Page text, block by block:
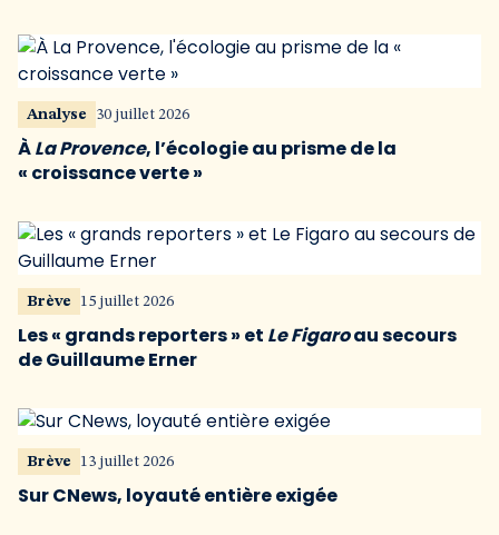
Analyse 30 juillet 2026
ÀLa Provence, l’écologie au prisme de la
« croissance verte »
Brève 15 juillet 2026
Les « grands reporters » et Le Figaroau secours
de Guillaume Erner
Brève 13 juillet 2026
Sur CNews, loyauté entière exigée